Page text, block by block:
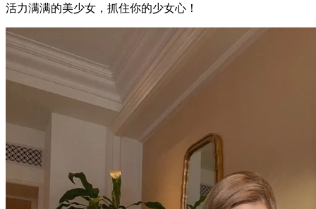
活力满满的美少女，抓住你的少女心！